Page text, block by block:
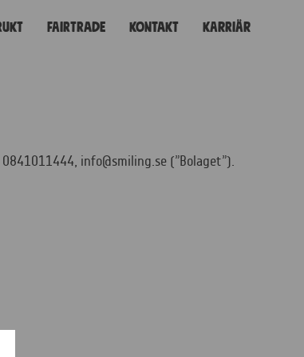
Fairtrade Kontakt Karriär
info@smiling.se (”Bolaget”).